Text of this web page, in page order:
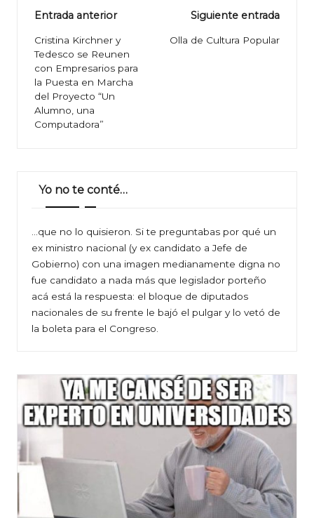
Navegación
de
entradas
Entrada anterior
Cristina Kirchner y
Tedesco se Reunen
con Empresarios para
la Puesta en Marcha
del Proyecto “Un
Alumno, una
Computadora”
Siguiente entrada
Olla de Cultura Popular
Yo no te conté…
…que no lo quisieron. Si te preguntabas por qué un
ex ministro nacional (y ex candidato a Jefe de
Gobierno) con una imagen medianamente digna no
fue candidato a nada más que legislador porteño
acá está la respuesta: el bloque de diputados
nacionales de su frente le bajó el pulgar y lo vetó de
la boleta para el Congreso.